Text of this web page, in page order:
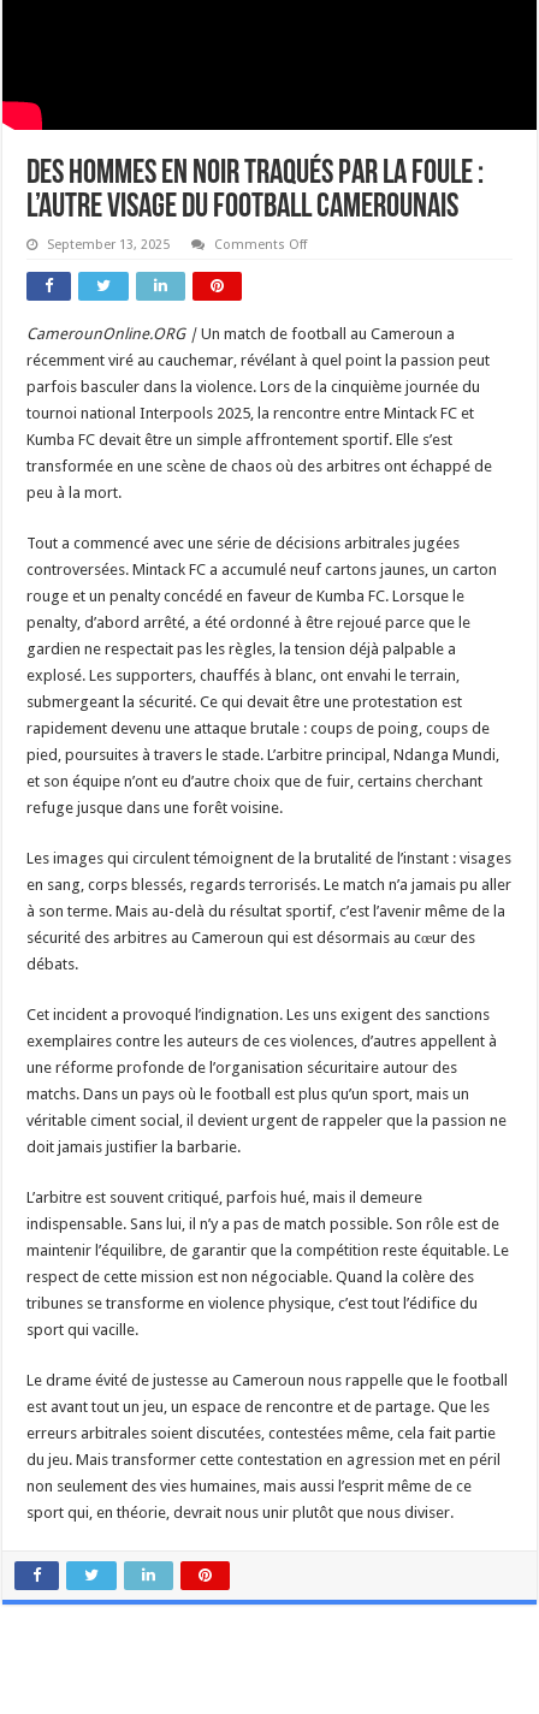
Des hommes en noir traqués par la foule :
l’autre visage du football camerounais
September 13, 2025 Comments Offon
par
foule
:
visage
football
camerounais
CamerounOnline.ORG | Un match de football au Cameroun a
récemment viré au cauchemar, révélant à quel point la passion peut
parfois basculer dans la violence. Lors de la cinquième journée du
tournoi national Interpools 2025, la rencontre entre Mintack FC et
Kumba FC devait être un simple affrontement sportif. Elle s’est
transformée en une scène de chaos où des arbitres ont échappé de
peu à la mort.
Tout a commencé avec une série de décisions arbitrales jugées
controversées. Mintack FC a accumulé neuf cartons jaunes, un carton
rouge et un penalty concédé en faveur de Kumba FC. Lorsque le
penalty, d’abord arrêté, a été ordonné à être rejoué parce que le
gardien ne respectait pas les règles, la tension déjà palpable a
explosé. Les supporters, chauffés à blanc, ont envahi le terrain,
submergeant la sécurité. Ce qui devait être une protestation est
rapidement devenu une attaque brutale : coups de poing, coups de
pied, poursuites à travers le stade. L’arbitre principal, Ndanga Mundi,
et son équipe n’ont eu d’autre choix que de fuir, certains cherchant
refuge jusque dans une forêt voisine.
Les images qui circulent témoignent de la brutalité de l’instant : visages
en sang, corps blessés, regards terrorisés. Le match n’a jamais pu aller
à son terme. Mais au-delà du résultat sportif, c’est l’avenir même de la
sécurité des arbitres au Cameroun qui est désormais au cœur des
débats.
Cet incident a provoqué l’indignation. Les uns exigent des sanctions
exemplaires contre les auteurs de ces violences, d’autres appellent à
une réforme profonde de l’organisation sécuritaire autour des
matchs. Dans un pays où le football est plus qu’un sport, mais un
véritable ciment social, il devient urgent de rappeler que la passion ne
doit jamais justifier la barbarie.
L’arbitre est souvent critiqué, parfois hué, mais il demeure
indispensable. Sans lui, il n’y a pas de match possible. Son rôle est de
maintenir l’équilibre, de garantir que la compétition reste équitable. Le
respect de cette mission est non négociable. Quand la colère des
tribunes se transforme en violence physique, c’est tout l’édifice du
sport qui vacille.
Le drame évité de justesse au Cameroun nous rappelle que le football
est avant tout un jeu, un espace de rencontre et de partage. Que les
erreurs arbitrales soient discutées, contestées même, cela fait partie
du jeu. Mais transformer cette contestation en agression met en péril
non seulement des vies humaines, mais aussi l’esprit même de ce
sport qui, en théorie, devrait nous unir plutôt que nous diviser.